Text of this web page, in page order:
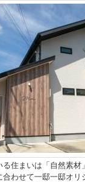
住まいは「自然素
わせて一邸一邸オ